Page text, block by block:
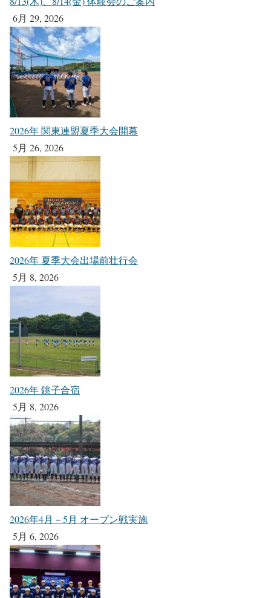
6月 29, 2026
2026年 関東連盟夏季大会開幕
5月 26, 2026
2026年 夏季大会出場前壮行会
5月 8, 2026
2026年 銚子合宿
5月 8, 2026
2026年4月－5月 オープン戦実施
5月 6, 2026